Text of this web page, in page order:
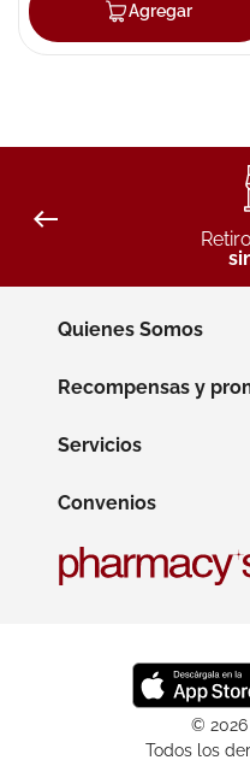
Agregar
Quienes Somos
Recompensas y
Servicios
Convenios
© 2026
Todos los